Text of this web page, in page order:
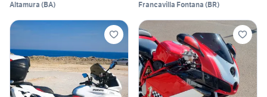
Altamura (BA) Francavilla Fontana (BR)